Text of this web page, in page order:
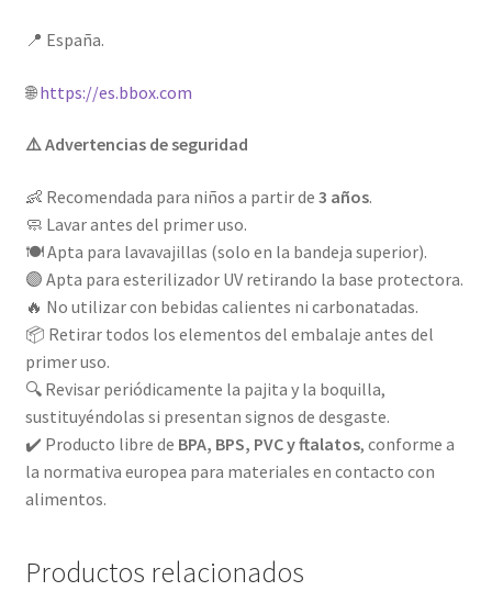
📍 España.
🌐https://es.bbox.com
⚠️ Advertencias de seguridad
👶 Recomendada para niños a partir de 3 años.
🧼 Lavar antes del primer uso.
🍽️ Apta para lavavajillas (solo en la bandeja superior).
🟣 Apta para esterilizador UV retirando la base protectora.
🔥 No utilizar con bebidas calientes ni carbonatadas.
📦 Retirar todos los elementos del embalaje antes del
primer uso.
🔍 Revisar periódicamente la pajita y la boquilla,
sustituyéndolas si presentan signos de desgaste.
✔️ Producto libre de BPA, BPS, PVC y ftalatos, conforme a
la normativa europea para materiales en contacto con
alimentos.
Productos relacionados